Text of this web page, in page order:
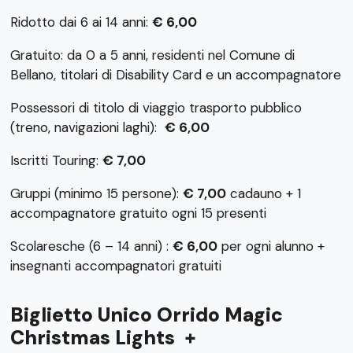
Ridotto dai 6 ai 14 anni: € 6,00
Gratuito: da 0 a 5 anni, residenti nel Comune di
Bellano, titolari di Disability Card e un accompagnatore
Possessori di titolo di viaggio trasporto pubblico
(treno, navigazioni laghi): € 6,00
Iscritti Touring: € 7,00
Gruppi (minimo 15 persone): € 7,00cadauno + 1
accompagnatore gratuito ogni 15 presenti
Scolaresche (6 – 14 anni) : € 6,00per ogni alunno +
insegnanti accompagnatori gratuiti
Biglietto Unico Orrido Magic
Christmas Lights +